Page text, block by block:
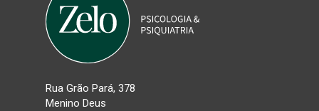
Rua Grão Pará, 378
Menino Deus